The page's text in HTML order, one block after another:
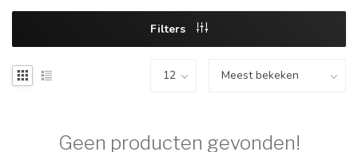
Filters
Geen producten gevonden!